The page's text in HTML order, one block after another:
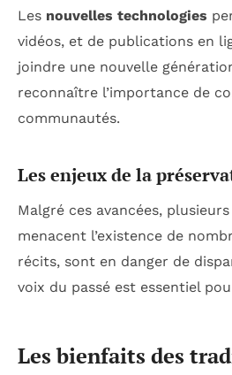
Les nouvelles technologies
vidéos, et de publications en
joindre une nouvelle
reconnaître l’importance de
communautés.
Les enjeux de la
Malgré ces avancées,
menacent l’existence de
récits, sont en danger de
voix du passé est essentiel
Les bienfaits des